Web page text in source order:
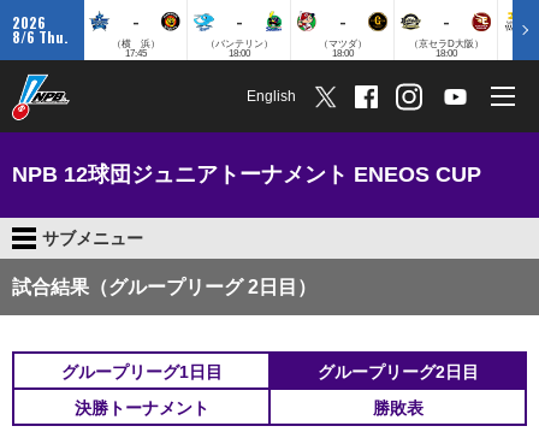
2026
8/6 Thu.
-
（横 浜）
17:45
-
（バンテリン）
18:00
-
（マツダ）
18:00
-
（京セラD大阪）
18:00
English
NPB 12球団ジュニアトーナメント ENEOS CUP
サブメニュー
試合結果（グループリーグ 2日目）
グループリーグ1日目
グループリーグ2日目
決勝トーナメント
勝敗表